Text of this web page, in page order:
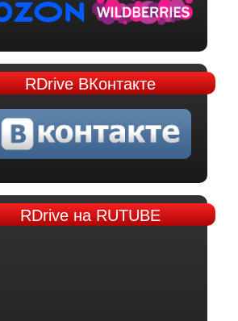
RDriveВКонтакте
RDriveна RUTUBE